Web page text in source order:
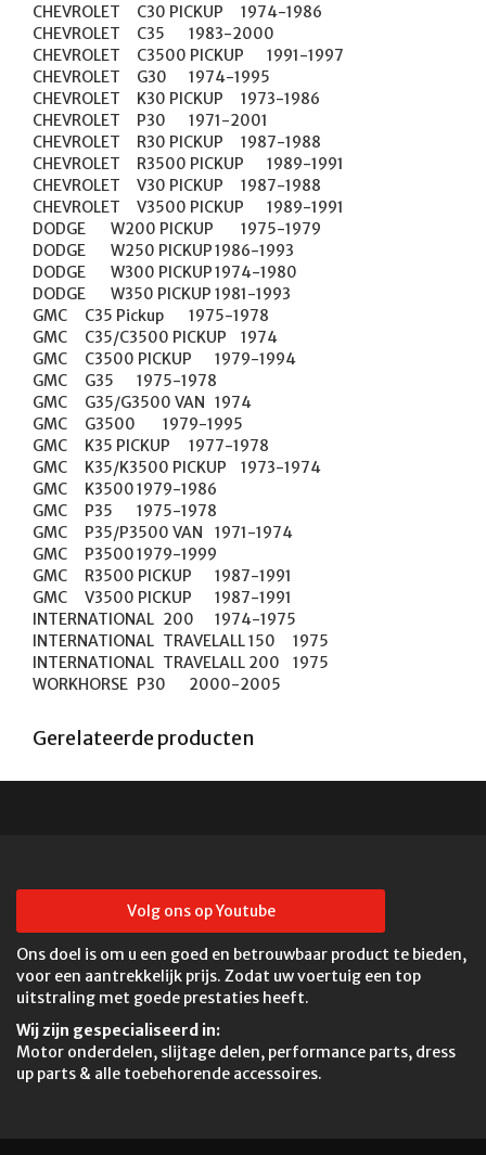
CHEVROLET	C30 PICKUP	1974-1986
CHEVROLET	C35	1983-2000
CHEVROLET	C3500 PICKUP	1991-1997
CHEVROLET	G30	1974-1995
CHEVROLET	K30 PICKUP	1973-1986
CHEVROLET	P30	1971-2001
CHEVROLET	R30 PICKUP	1987-1988
CHEVROLET	R3500 PICKUP	1989-1991
CHEVROLET	V30 PICKUP	1987-1988
CHEVROLET	V3500 PICKUP	1989-1991
DODGE	W200 PICKUP	1975-1979
DODGE	W250 PICKUP	1986-1993
DODGE	W300 PICKUP	1974-1980
DODGE	W350 PICKUP	1981-1993
GMC	C35 Pickup	1975-1978
GMC	C35/C3500 PICKUP	1974
GMC	C3500 PICKUP	1979-1994
GMC	G35	1975-1978
GMC	G35/G3500 VAN	1974
GMC	G3500	1979-1995
GMC	K35 PICKUP	1977-1978
GMC	K35/K3500 PICKUP	1973-1974
GMC	K3500	1979-1986
GMC	P35	1975-1978
GMC	P35/P3500 VAN	1971-1974
GMC	P3500	1979-1999
GMC	R3500 PICKUP	1987-1991
GMC	V3500 PICKUP	1987-1991
INTERNATIONAL	200	1974-1975
INTERNATIONAL	TRAVELALL 150	1975
INTERNATIONAL	TRAVELALL 200	1975
WORKHORSE	P30	2000-2005
Gerelateerde producten
Volg ons op Youtube
Ons doel is om u een goed en betrouwbaar product te bieden,
voor een aantrekkelijk prijs. Zodat uw voertuig een top
uitstraling met goede prestaties heeft.
Wij zijn gespecialiseerd in:
Motor onderdelen, slijtage delen, performance parts, dress
up parts & alle toebehorende accessoires.